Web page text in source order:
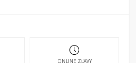
ONLINE ZĽAVY